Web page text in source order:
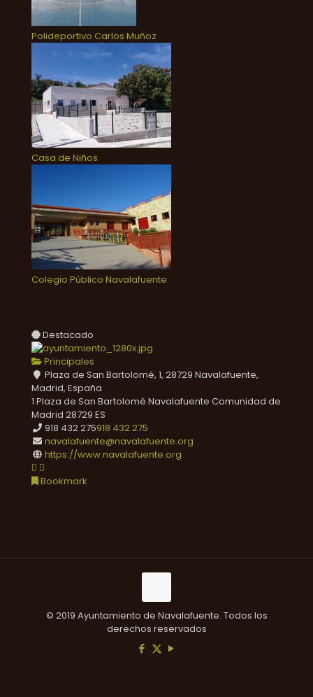
Polideportivo Carlos Muñoz
Casa de Niños
Colegio Público Navalafuente
Destacado
Principales
Plaza de San Bartolomé, 1, 28729 Navalafuente,
Madrid, España
1 Plaza de San Bartolomé Navalafuente Comunidad de
Madrid 28729 ES
918 432 275918 432 275
navalafuente@navalafuente.org
https://www.navalafuente.org
Bookmark
© 2019 Ayuntamiento de Navalafuente. Todos los
derechos reservados